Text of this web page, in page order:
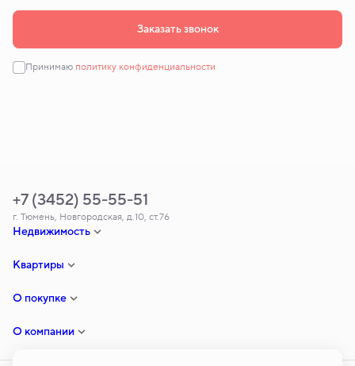
Заказать звонок
Принимаю политику конфиденциальности
Недвижимость
Квартиры
О покупке
О компании
+7 (3452) 55-55-51
г. Тюмень, Новгородская, д.10, ст.76